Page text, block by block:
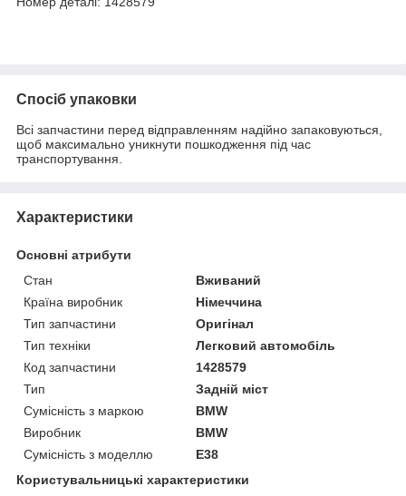
Спосіб упаковки
Всі запчастини перед відправленням надійно запаковуються,
щоб максимально уникнути пошкодження під час
транспортування.
Характеристики
Основні атрибути
Стан
Вживаний
Країна виробник
Німеччина
Тип запчастини
Оригінал
Тип техніки
Легковий автомобіль
Код запчастини
1428579
Тип
Задній міст
Сумісність з маркою
BMW
Виробник
BMW
Сумісність з моделлю
E38
Користувальницькі характеристики